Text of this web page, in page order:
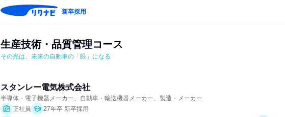
新卒採用
生産技術・品質管理コース
その光は、未来の自動車の「眼」になる
スタンレー電気株式会社
半導体・電子機器メーカー、自動車・輸送機器メーカー、製造・メーカー
正社員
27年卒 新卒採用